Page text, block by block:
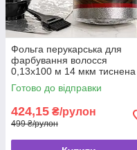
Фольга перукарська для
фарбування волосся
0,13х100 м 14 мкм тиснена
фольга для мелірування в
рулоні
Готово до відправки
424,15 ₴/рулон
499 ₴/рулон